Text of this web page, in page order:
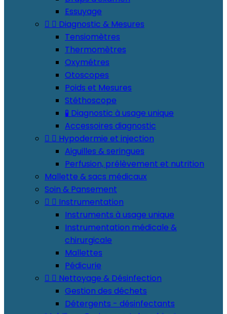
Essuyage
  Diagnostic & Mesures
Tensiomètres
Thermomètres
Oxymétres
Otoscopes
Poids et Mesures
Stéthoscope
🧪 Diagnostic à usage unique
Accessoires diagnostic
  Hypodermie et injection
Aiguilles & seringues
Perfusion, prélèvement et nutrition
Mallette & sacs médicaux
Soin & Pansement
  Instrumentation
Instruments à usage unique
Instrumentation médicale &
chirurgicale
Mallettes
Pédicurie
  Nettoyage & Désinfection
Gestion des déchets
Détergents - désinfectants